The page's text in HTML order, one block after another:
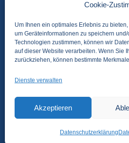
Cookie-
Um Ihnen ein optimales Erlebnis zu
um Geräteinformationen zu speichern
Technologien zustimmen, können wir
auf dieser Website verarbeiten. Wenn Sie
zurückziehen, können bestimmte
Dienste verwalten
Akzeptieren
Datenschutzerklärung